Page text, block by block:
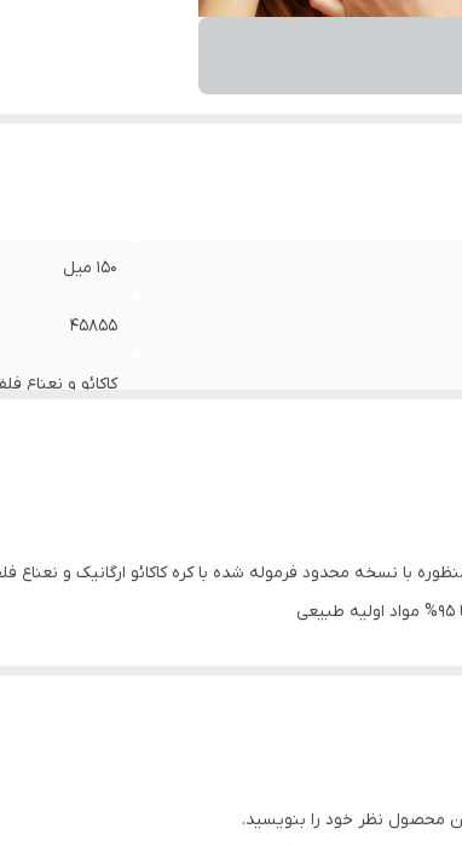
۱۵۰ میل
۴۵۸۵۵
کاکائو و نعناع
با نسخه محدود فرموله شده با کره کاکائو ارگانیک و نعناع
چرب
و با طراوت
محصول نظر خود را بنویسید.